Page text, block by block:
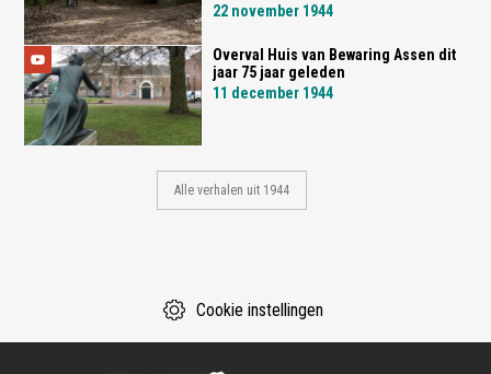
22 november 1944
Overval Huis van Bewaring Assen dit
jaar 75 jaar geleden
11 december 1944
Alle verhalen uit 1944
Cookie instellingen